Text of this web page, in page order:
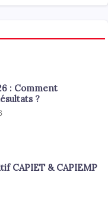
: Comment
?
CAPIET & CAPIEMP